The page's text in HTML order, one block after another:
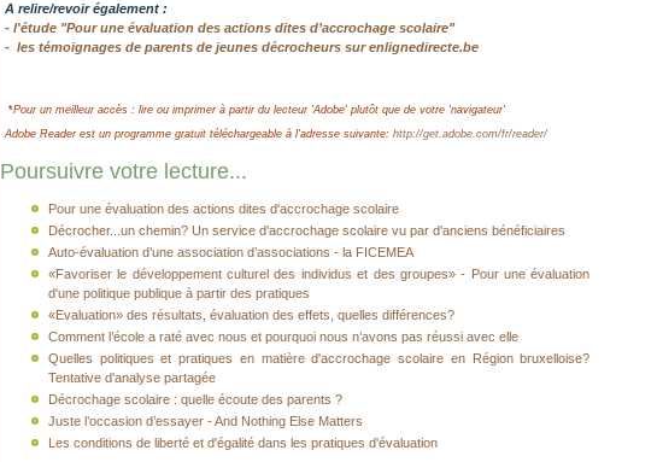
A relire/revoir également :
- l'étude "Pour une évaluation des actions dites d’accrochage scolaire"
- les témoignages de parents de jeunes décrocheurs sur enlignedirecte.be
*Pour un meilleur accès : lire ou imprimer à partir du lecteur 'Adobe' plutôt que de votre 'navigateur'
Adobe Reader est un programme gratuit téléchargeable à l'adresse suivante: http://get.adobe.com/fr/reader/
Poursuivre votre lecture...
Pour une évaluation des actions dites d'accrochage scolaire
Décrocher...un chemin? Un service d'accrochage scolaire vu par d'anciens bénéficiaires
Auto-évaluation d’une association d’associations - la FICEMEA
«Favoriser le développement culturel des individus et des groupes» - Pour une évaluation
d'une politique publique à partir des pratiques
«Evaluation» des résultats, évaluation des effets, quelles différences?
Comment l’école a raté avec nous et pourquoi nous n’avons pas réussi avec elle
Quelles politiques et pratiques en matière d'accrochage scolaire en Région bruxelloise?
Tentative d'analyse partagée
Décrochage scolaire : quelle écoute des parents ?
Juste l’occasion d’essayer - And Nothing Else Matters
Les conditions de liberté et d'égalité dans les pratiques d'évaluation